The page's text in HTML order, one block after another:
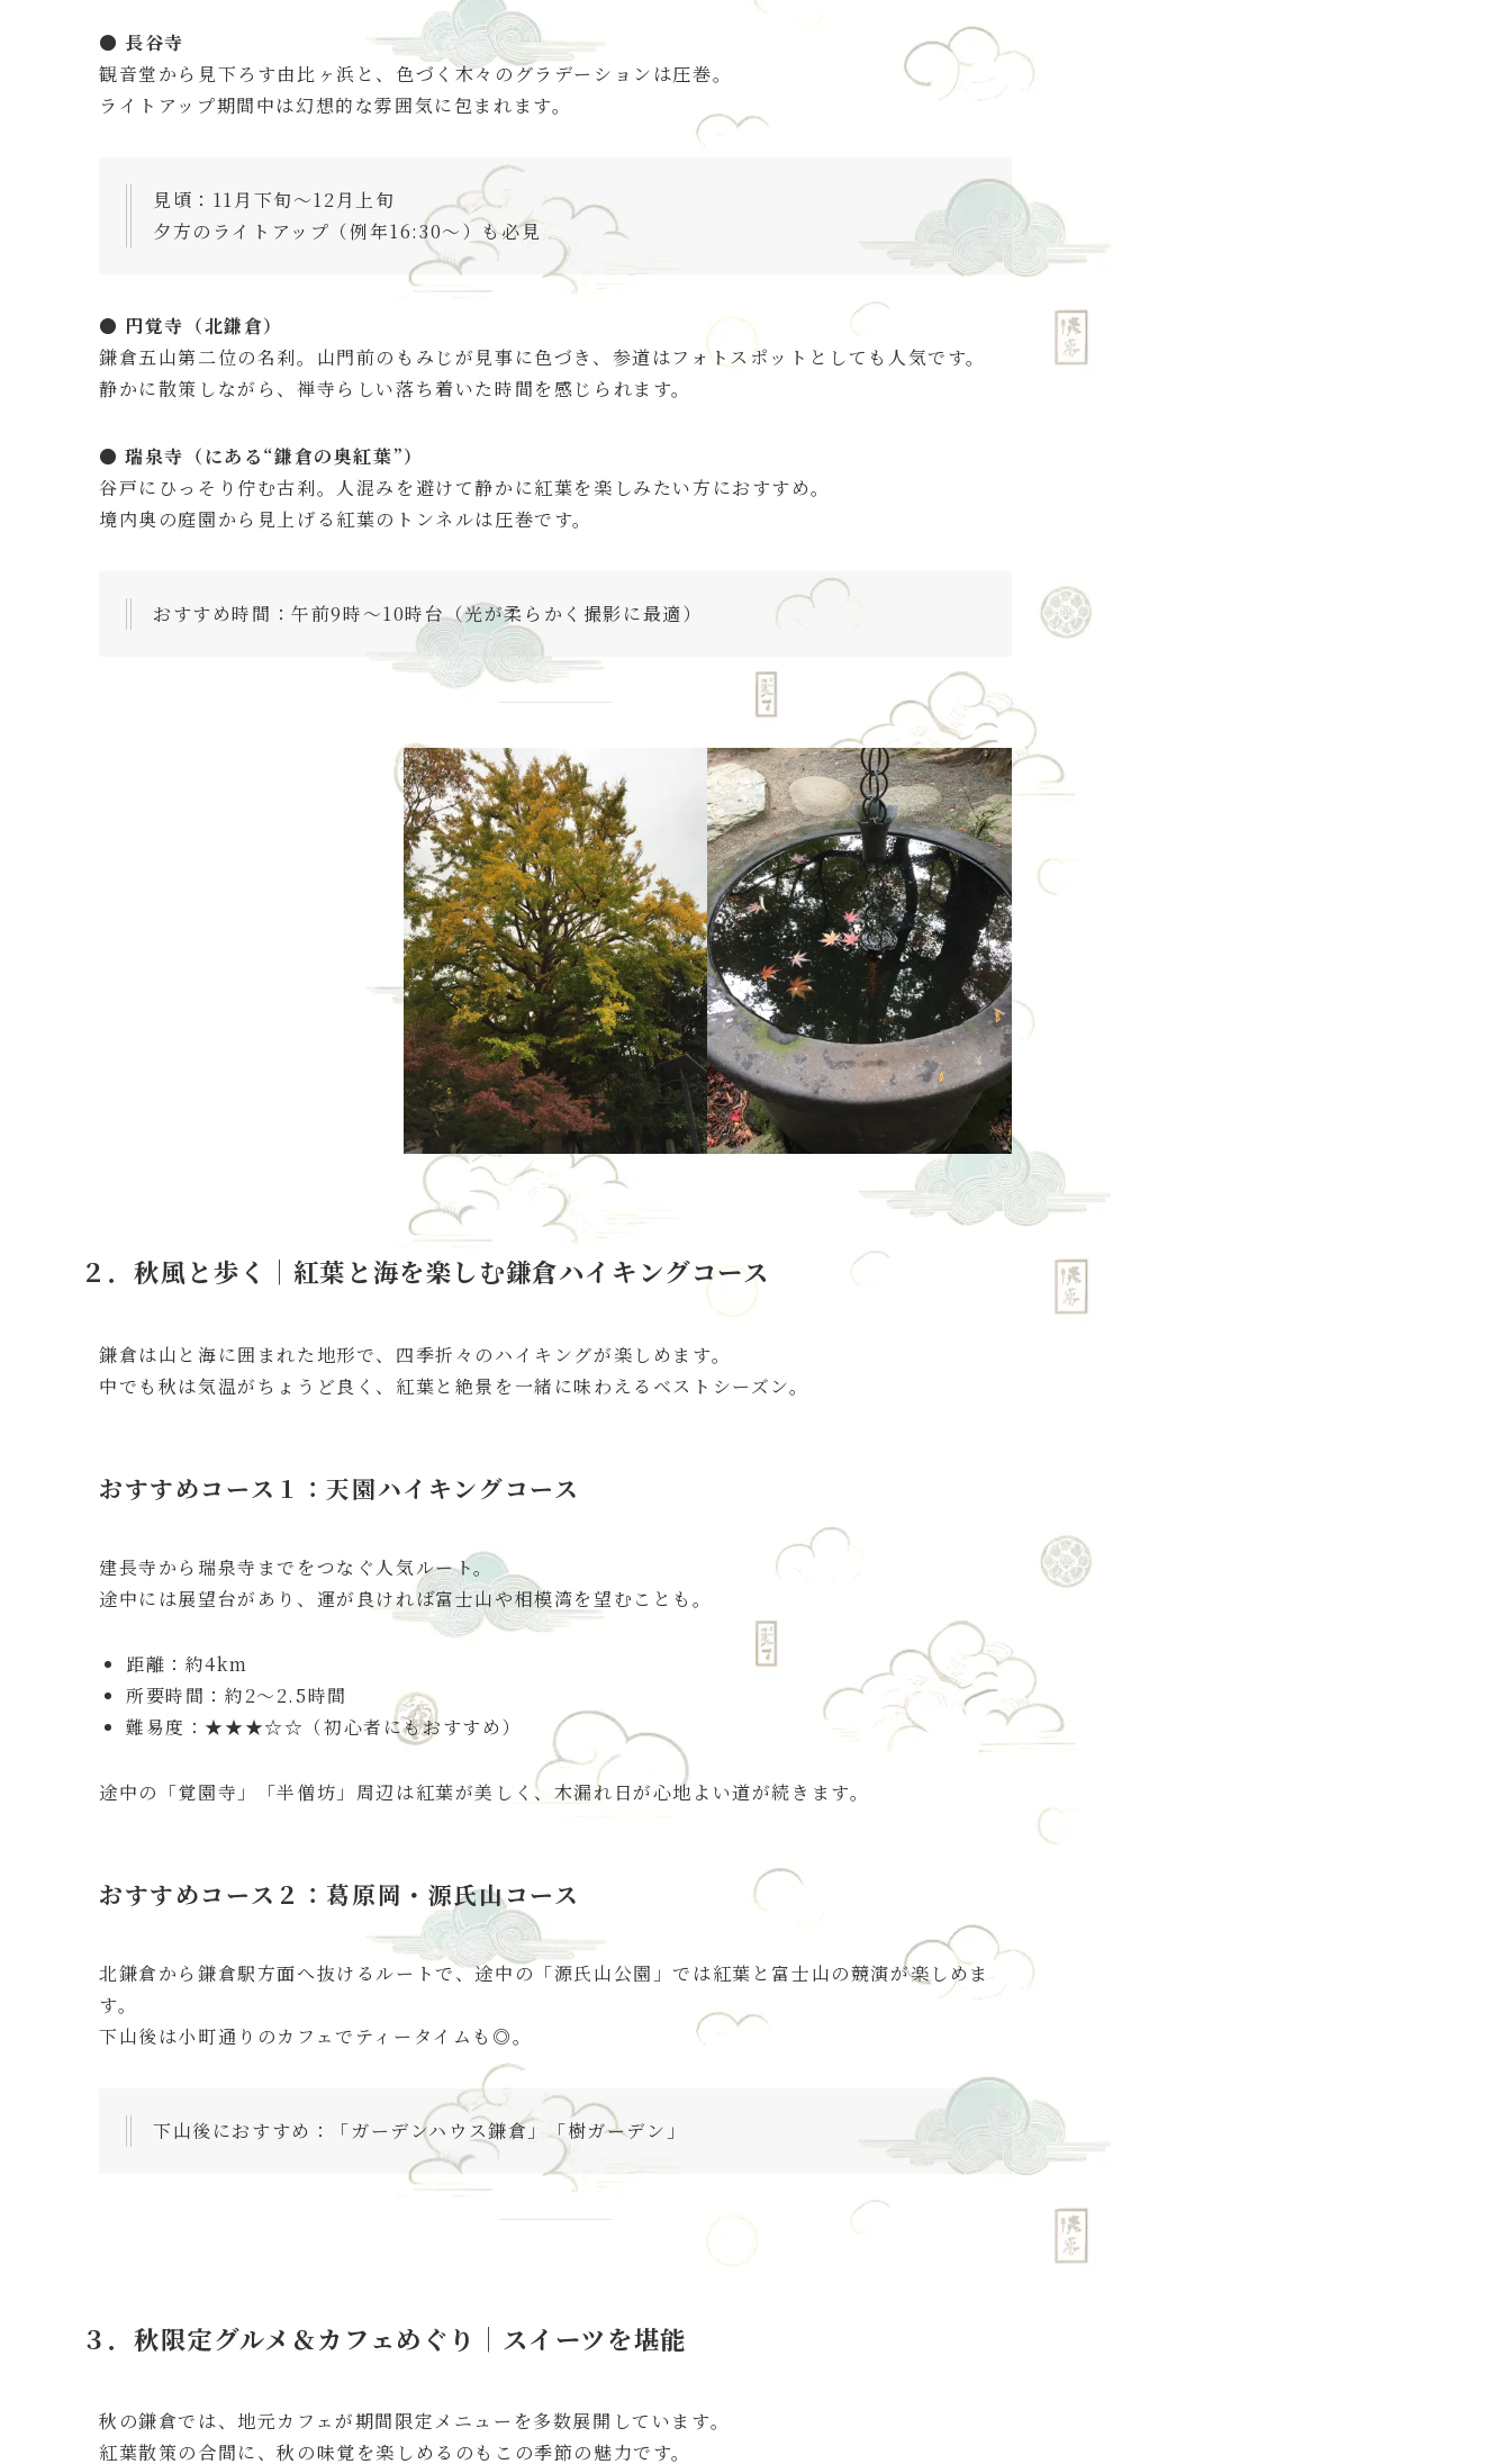
● 長谷寺
観音堂から見下ろす由比ヶ浜と、色づく木々のグラデーションは圧巻。
ライトアップ期間中は幻想的な雰囲気に包まれます。
見頃：11月下旬〜12月上旬
夕方のライトアップ（例年16:30〜）も必見
● 円覚寺（北鎌倉）
鎌倉五山第二位の名刹。山門前のもみじが見事に色づき、参道はフォトスポットとしても人気です。
静かに散策しながら、禅寺らしい落ち着いた時間を感じられます。
● 瑞泉寺（にある“鎌倉の奥紅葉”）
谷戸にひっそり佇む古刹。人混みを避けて静かに紅葉を楽しみたい方におすすめ。
境内奥の庭園から見上げる紅葉のトンネルは圧巻です。
おすすめ時間：午前9時〜10時台（光が柔らかく撮影に最適）
２．秋風と歩く｜紅葉と海を楽しむ鎌倉ハイキングコース
鎌倉は山と海に囲まれた地形で、四季折々のハイキングが楽しめます。
中でも秋は気温がちょうど良く、紅葉と絶景を一緒に味わえるベストシーズン。
おすすめコース１：天園ハイキングコース
建長寺から瑞泉寺までをつなぐ人気ルート。
途中には展望台があり、運が良ければ富士山や相模湾を望むことも。
距離：約4km
所要時間：約2〜2.5時間
難易度：★★★☆☆（初心者にもおすすめ）
途中の「覚園寺」「半僧坊」周辺は紅葉が美しく、木漏れ日が心地よい道が続きます。
おすすめコース２：葛原岡・源氏山コース
北鎌倉から鎌倉駅方面へ抜けるルートで、途中の「源氏山公園」では紅葉と富士山の競演が楽しめま
す。
下山後は小町通りのカフェでティータイムも◎。
下山後におすすめ：「ガーデンハウス鎌倉」「樹ガーデン」
３．秋限定グルメ＆カフェめぐり｜スイーツを堪能
秋の鎌倉では、地元カフェが期間限定メニューを多数展開しています。
紅葉散策の合間に、秋の味覚を楽しめるのもこの季節の魅力です。